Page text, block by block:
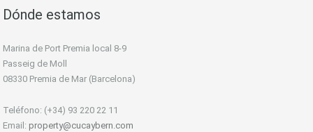
Dónde estamos
Marina de Port Premia local 8-9
Passeig de Moll
08330 Premia de Mar (Barcelona)
Teléfono: (+34) 93 220 22 11
Email: property@cucaybern.com